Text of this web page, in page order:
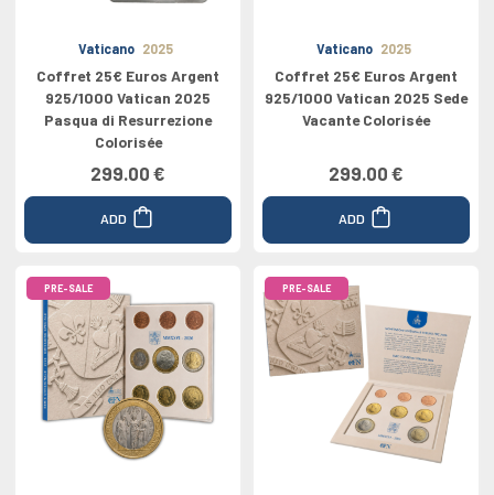
Vaticano 2025
Coffret 25€ Euros Argent
925/1000 Vatican 2025
Pasqua di Resurrezione
Colorisée
299.00 €
ADD
Vaticano 2025
Coffret 25€ Euros Argent
925/1000 Vatican 2025 Sede
Vacante Colorisée
299.00 €
ADD
PRE-SALE PRE-SALE